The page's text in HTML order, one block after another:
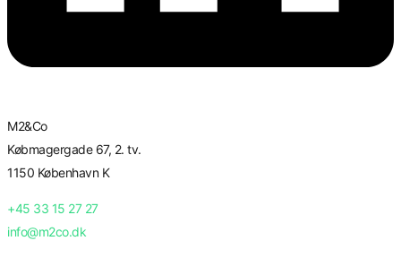
M2&Co
Købmagergade 67, 2. tv.
1150 København K
+45 33 15 27 27
info@m2co.dk